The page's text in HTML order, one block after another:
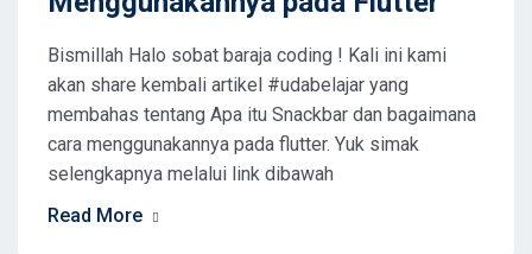
Bismillah Halo sobat baraja coding ! Kali ini kami
akan share kembali artikel #udabelajar yang
membahas tentang Apa itu Snackbar dan bagaimana
cara menggunakannya pada flutter. Yuk simak
selengkapnya melalui link dibawah
Read More